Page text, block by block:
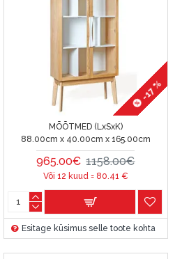
-17 %
MÕÕTMED (LxSxK)
88.00cm x 40.00cm x 165.00cm
965.00€ 1158.00€
Või 12 kuud = 80.41 €
Esitage küsimus selle toote kohta